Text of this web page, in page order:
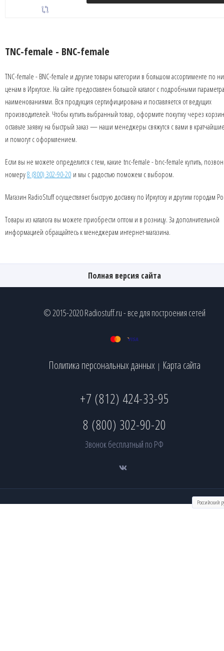
TNC-female - BNC-female
TNC-female - BNC-female и другие товары категории в большом ассортименте по
ценам в Иркутске. На сайте предоставлен большой каталог с подробными
наименованиями. Вся продукция сертифицирована и поставляется от ведущих
производителей. Чтобы купить выбранный товар, оформите покупку через
оставьте заявку на быстрый заказ — наши менеджеры свяжутся с вами в
и помогут с оформлением.
Если вы не можете определится с тем, какие tnc-female - bnc-female купить,
номеру8 (800) 302-90-20 и мы с радостью поможем с выбором.
Магазин RadioStuff осуществляет быструю доставку по Иркутску и другим городам
Товары из каталога вы можете приобрести оптом и в розницу. За дополнительной
информацией обращайтесь к менеджерам интернет-магазина.
Полная версия сайта
© 2015-2020 Radiostuff.ru - все для построения сетей
Политика персональных данных | Карта сайта
+7 (812) 424-33-95
8 (800) 302-90-20
Звонок бесплатный по РФ